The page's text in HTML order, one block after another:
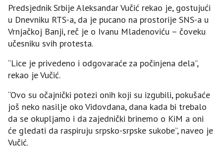
Predsjednik Srbije Aleksandar Vučić rekao je, gostujući
u Dnevniku RTS-a, da je pucano na prostorije SNS-a u
Vrnjačkoj Banji, reč je o Ivanu Mladenoviću – čoveku
učesniku svih protesta.
“Lice je privedeno i odgovaraće za počinjena dela”,
rekao je Vučić.
“Ovo su očajnički potezi onih koji su izgubili, pokušaće
još neko nasilje oko Vidovdana, dana kada bi trebalo
da se okupljamo i da zajednički brinemo o KiM a oni
će gledati da raspiruju srpsko-srpske sukobe”, naveo je
Vučić.